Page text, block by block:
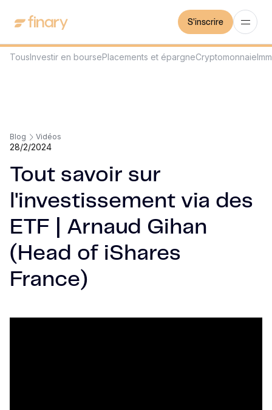
S'inscrire
TousInvestir en boursePlacements et épargneCryptomonnaie
Blog Vidéos
28/2/2024
Tout savoir sur
l'investissement via des
ETF | Arnaud Gihan
(Head of iShares
France)